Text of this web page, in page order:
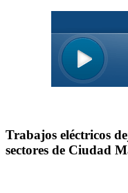
Trabajos eléctricos
sectores de Ciudad